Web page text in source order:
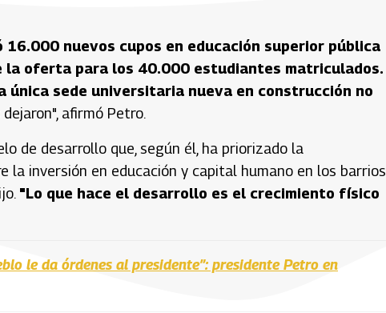
nuevos cupos en educación superior pública
oferta para los 40.000 estudiantes matriculados.
única sede universitaria nueva en construcción no
dejaron", afirmó Petro.
de desarrollo que, según él, ha priorizado la
inversión en educación y capital humano en los barrios
"Lo que hace el desarrollo es el crecimiento físico
le da órdenes al presidente”: presidente Petro en